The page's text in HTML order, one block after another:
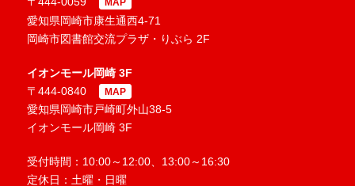
愛知県岡崎市康生通西4-71
岡崎市図書館交流プラザ・りぶら 2F
イオンモール岡崎 3F
〒444-0840
MAP
愛知県岡崎市戸崎町外山38-5
イオンモール岡崎 3F
受付時間：10:00～12:00、13:00～16:30
定休日：土曜・日曜